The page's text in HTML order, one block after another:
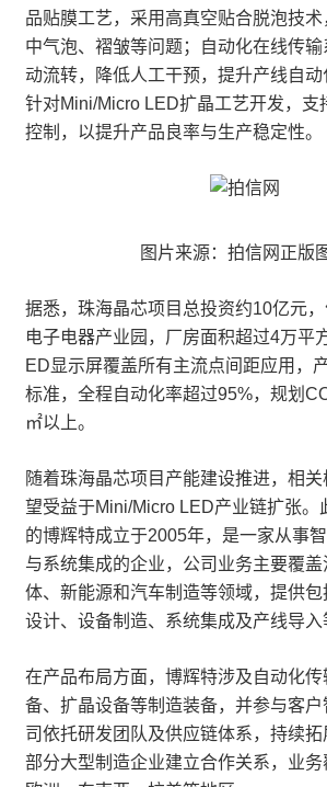
品贴膜工艺，采用高真空贴合脱泡技
中气泡、褶皱等问题；自动化在线传
动流转，降低人工干预，提升产线自动
针对Mini/Micro LED扩晶工艺开发，支
控制，以提升产品良率与生产稳定性。
图片来源：拍信网正版
据悉，珠海晶芯项目总投资约10亿元
电子电器产业园，厂房面积超过4万平
ED显示屏覆盖所有主流点间距应用，
标准，全程自动化率超过95%，规划
㎡以上。
随着珠海晶芯项目产能建设推进，相
望受益于Mini/Micro LED产业链扩张。
的博辉特成立于2005年，是一家从事
与系统集成的企业，公司业务主要覆
体、新能源和汽车制造等领域，提供
设计、设备制造、系统集成及产线导入
在产品布局方面，博辉特涉及自动化
备、扩晶设备等制造装备，并参与客
司依托研发团队及供应链体系，持续
部分大型制造企业建立合作关系，业务